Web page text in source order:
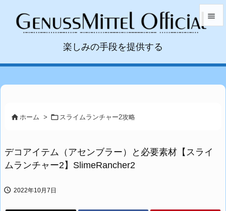
楽しみの手段を提供する


検索
 ホーム >  スライムランチャー2攻略
デコアイテム（アセンブラー）と必要素材【スライ
ムランチャー2】SlimeRancher2
 2022年10月7日